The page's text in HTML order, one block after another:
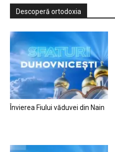
Descoperă ortodoxia
Învierea Fiului văduvei din Nain